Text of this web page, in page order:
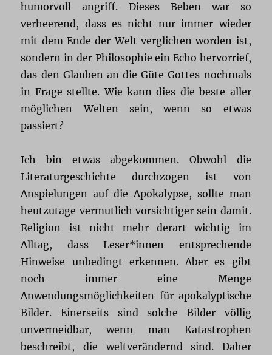
humorvoll angriff. Dieses Beben war so
verheerend, dass es nicht nur immer wieder
mit dem Ende der Welt verglichen worden ist,
sondern in der Philosophie ein Echo hervorrief,
das den Glauben an die Güte Gottes nochmals
in Frage stellte. Wie kann dies die beste aller
möglichen Welten sein, wenn so etwas
passiert?
Ich bin etwas abgekommen. Obwohl die
Literaturgeschichte durchzogen ist von
Anspielungen auf die Apokalypse, sollte man
heutzutage vermutlich vorsichtiger sein damit.
Religion ist nicht mehr derart wichtig im
Alltag, dass Leser*innen entsprechende
Hinweise unbedingt erkennen. Aber es gibt
noch immer eine Menge
Anwendungsmöglichkeiten für apokalyptische
Bilder. Einerseits sind solche Bilder völlig
unvermeidbar, wenn man Katastrophen
beschreibt, die weltverändernd sind. Daher